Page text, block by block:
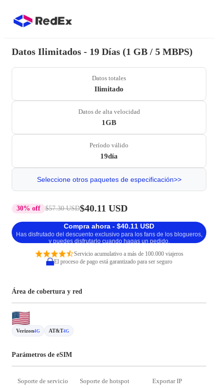
Datos Ilimitados - 19 Días (1 GB / 5 MBPS)
Datos totales
Ilimitado
Datos de alta velocidad
1GB
Período válido
19día
Seleccione otros paquetes de especificación>>
30% off $57.30 USD$40.11 USD
Compra ahora - $40.11 USD
Has disfrutado del descuento exclusivo para los fans de los blogueros,
y puedes disfrutarlo cuando hagas un pedido.
Servicio acumulativo a más de 100.000 viajeros
El proceso de pago está garantizado para ser seguro
Área de cobertura y red
Verizon4G AT&T4G
Parámetros de eSIM
Soporte de servicio
Soporte de hotspot
Exportar IP